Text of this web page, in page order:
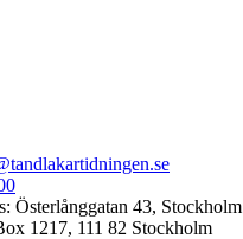
Österlånggatan 43, Stockholm
1217, 111 82 Stockholm